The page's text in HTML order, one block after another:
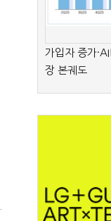
가입자 증가
장 본궤도